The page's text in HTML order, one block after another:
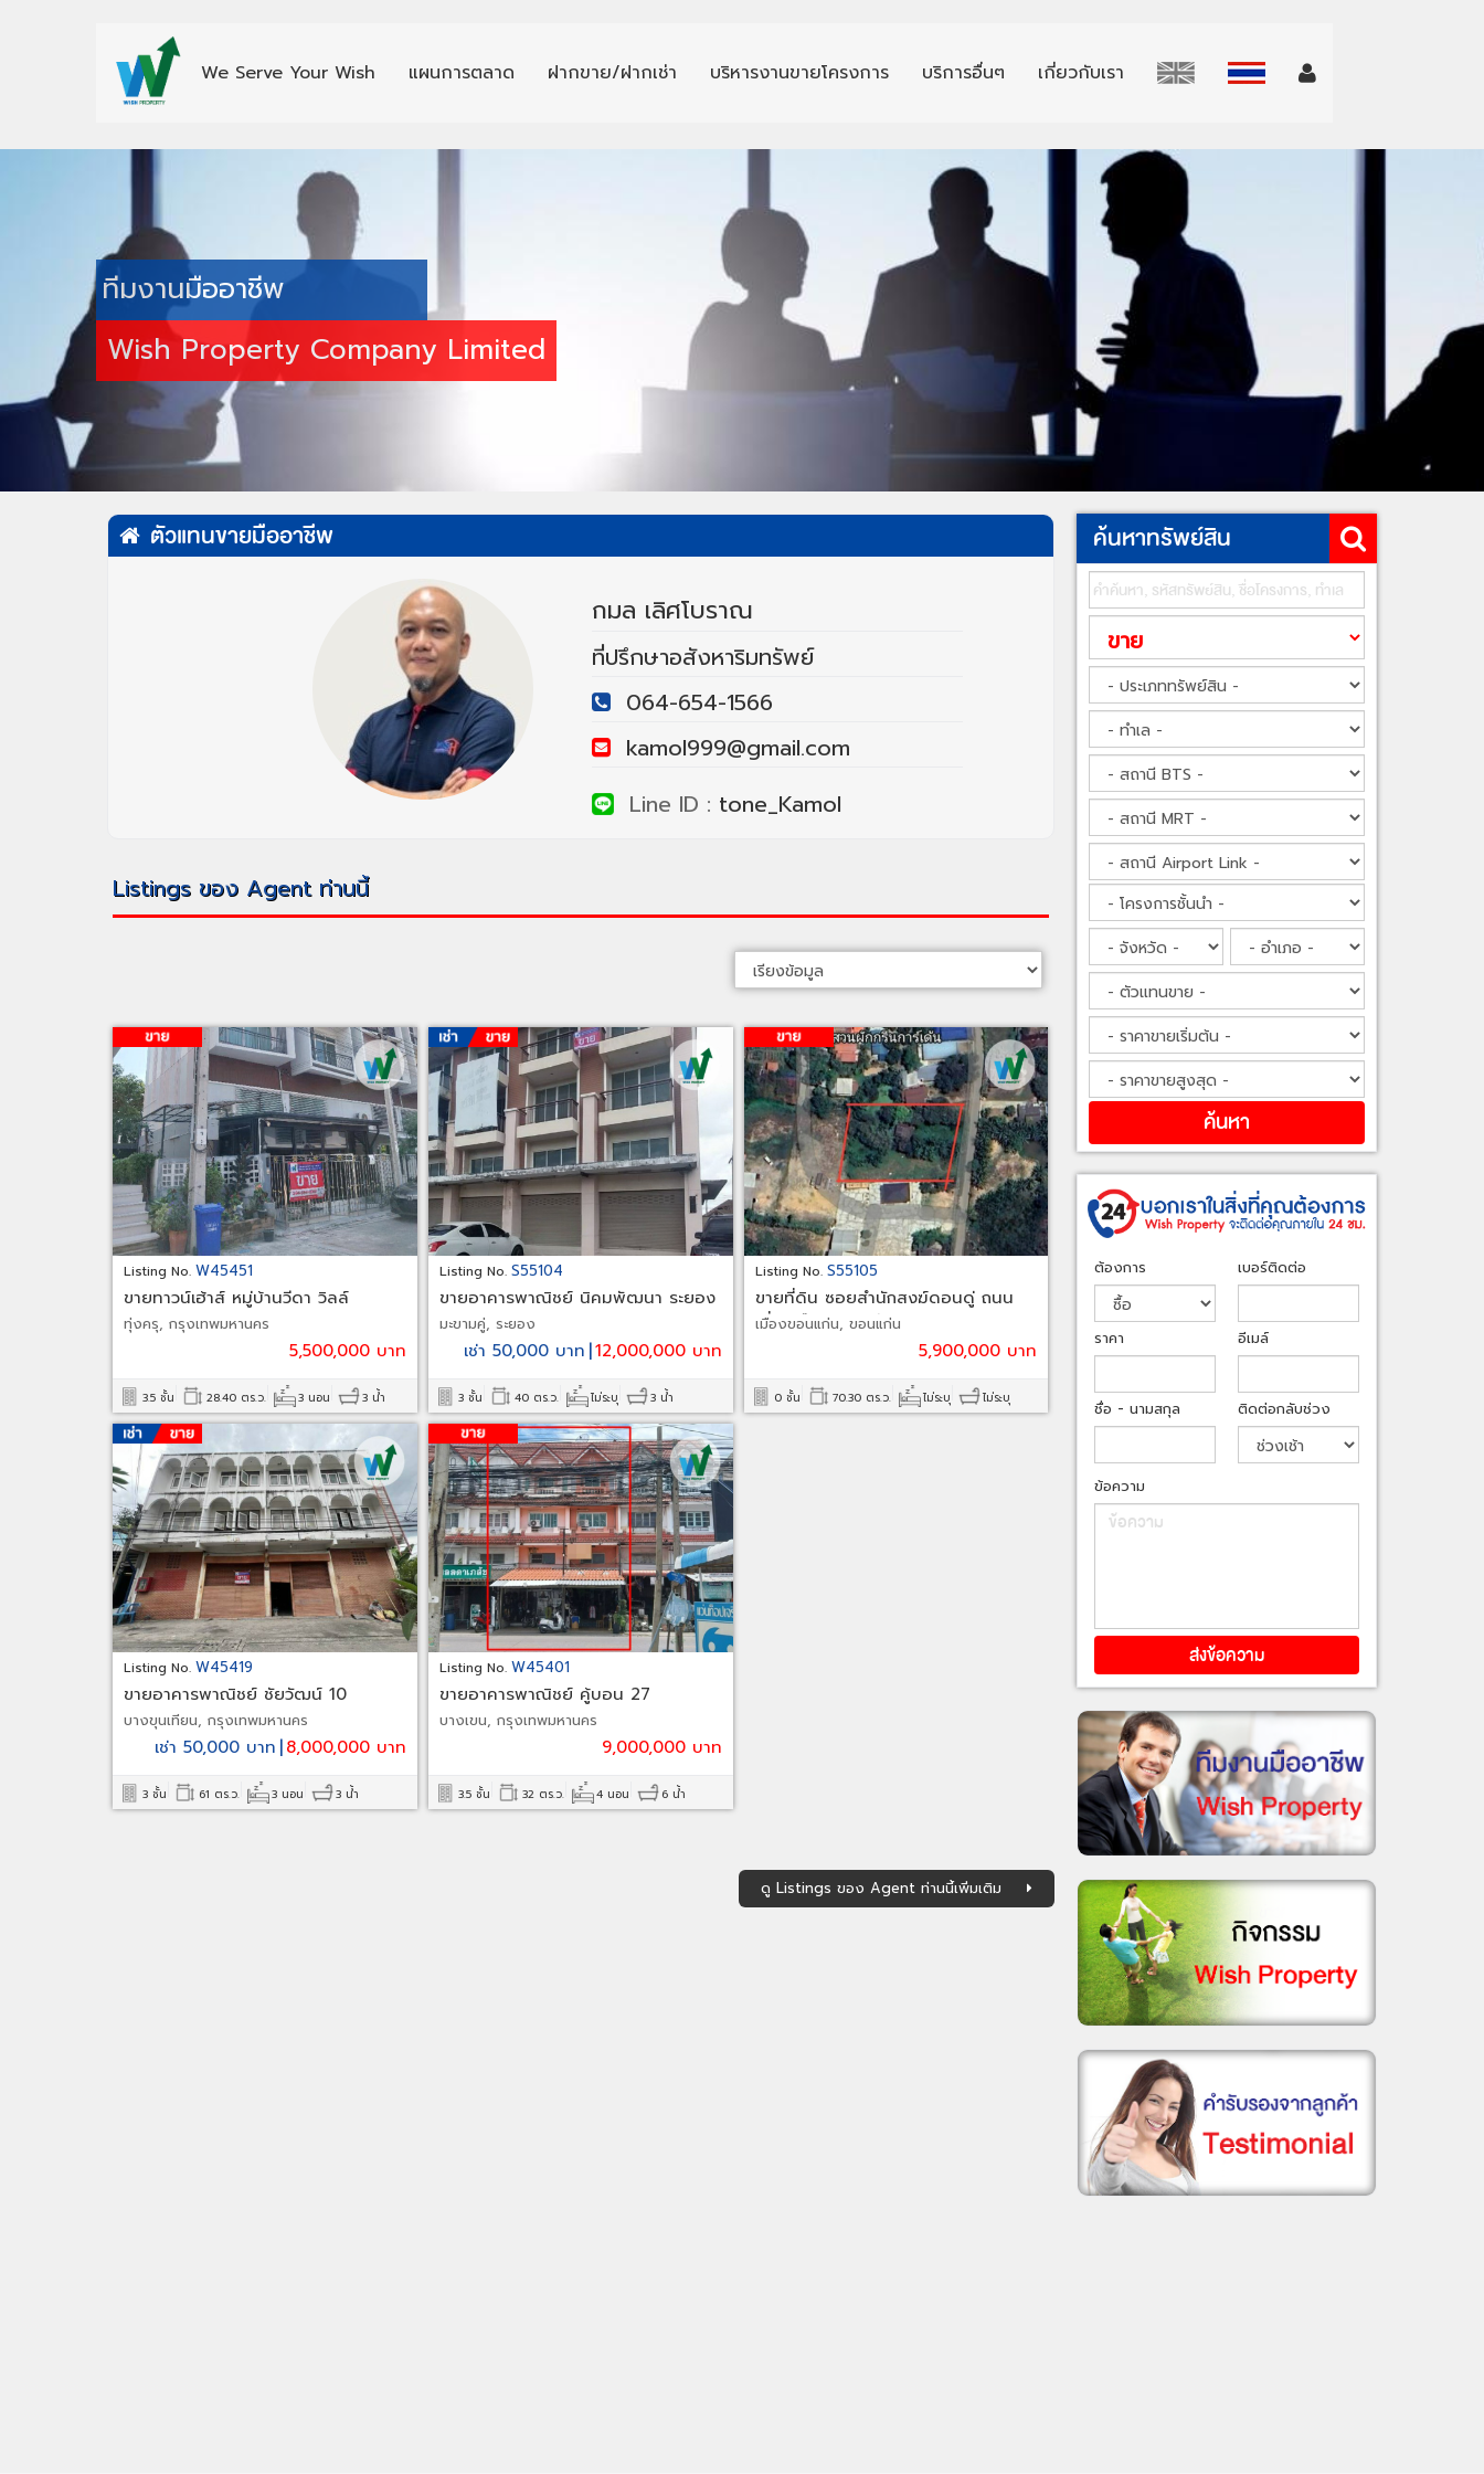
We Serve Your Wish แผนการตลาด ฝากขาย/ฝากเช่า บริหารงานขายโครงการ บริการอื่นๆ เกี่ยวกับเรา
ทีมงานมืออาชีพ
Wish Property Company Limited
ตัวแทนขายมืออาชีพ
กมล เลิศโบราณ
ที่ปรึกษาอสังหาริมทรัพย์
064-654-1566
kamol999@gmail.com
Line ID : tone_Kamol
Listings ของ Agent ท่านนี้
Listing No. W45451
ขายทาวน์เฮ้าส์ หมู่บ้านวีดา วิลล์
ซ.ประชาอุทิศ 86
ทุ่งครุ, กรุงเทพมหานคร
5,500,000 บาท
3.5 ชั้น 28.40 ตร.ว. 3 นอน 3 น้ำ
Listing No. S55104
ขายอาคารพาณิชย์ นิคมพัฒนา ระยอง
มะขามคู่, ระยอง
12,000,000 บาท
|
เช่า 50,000 บาท
3 ชั้น 40 ตร.ว. ไม่ระบุ 3 น้ำ
Listing No. S55105
ขายที่ดิน ซอยสำนักสงฆ์ดอนดู่ ถนน
เลี่ยงเมืองขอนแก่น
เมืองขอนแก่น, ขอนแก่น
5,900,000 บาท
0 ชั้น 70.30 ตร.ว. ไม่ระบุ ไม่ระบุ
Listing No. W45419
ขายอาคารพาณิชย์ ชัยวัฒน์ 10
จอมทอง
บางขุนเทียน, กรุงเทพมหานคร
8,000,000 บาท
|
เช่า 50,000 บาท
3 ชั้น 61 ตร.ว. 3 นอน 3 น้ำ
Listing No. W45401
ขายอาคารพาณิชย์ คู้บอน 27
รามอินทรา
บางเขน, กรุงเทพมหานคร
9,000,000 บาท
3.5 ชั้น 32 ตร.ว. 4 นอน 6 น้ำ
ดู Listings ของ Agent ท่านนี้เพิ่มเติม
ค้นหาทรัพย์สิน
ต้องการ
ราคา
ชื่อ - นามสกุล
เบอร์ติดต่อ
อีเมล์
ติดต่อกลับช่วง
ข้อความ